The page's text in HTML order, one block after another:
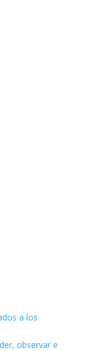
a los
observar e